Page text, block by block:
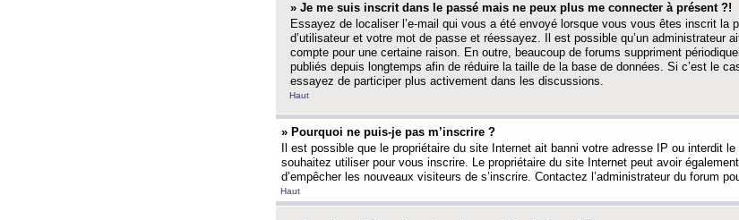
» Je me suis inscrit dans le passé mais ne peux plus me connecter à présent ?!
Essayez de localiser l’e-mail qui vous a été envoyé lorsque vous vous êtes inscrit la
d’utilisateur et votre mot de passe et réessayez. Il est possible qu’un administrateur
compte pour une certaine raison. En outre, beaucoup de forums suppriment
publiés depuis longtemps afin de réduire la taille de la base de données. Si c’est le
essayez de participer plus activement dans les discussions.
Haut
» Pourquoi ne puis-je pas m’inscrire ?
Il est possible que le propriétaire du site Internet ait banni votre adresse IP ou interdit le
souhaitez utiliser pour vous inscrire. Le propriétaire du site Internet peut avoir
d’empêcher les nouveaux visiteurs de s’inscrire. Contactez l’administrateur du forum
Haut